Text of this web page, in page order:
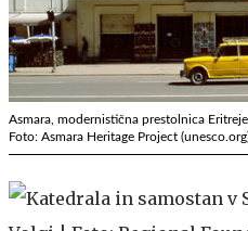
Asmara, modernistična prestolnica Eritreje
Foto: Asmara Heritage Project